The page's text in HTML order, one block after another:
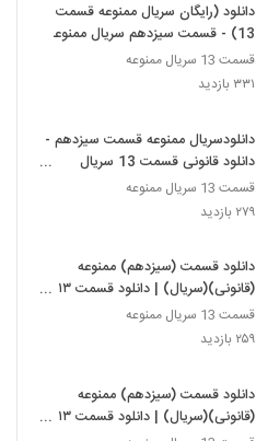
دانلود (رایگان سریال ممنوعه قسمت
13) - قسمت سیزدهم سریال ممنوعه
قسمت 13 سریال ممنوعه
۳۳۱ بازدید
دانلودسریال ممنوعه قسمت سیزدهم -
دانلود قانونی قسمت 13 سریال
ممنوعه
قسمت 13 سریال ممنوعه
۲۷۹ بازدید
دانلود قسمت (سیزدهم) ممنوعه
(قانونی)(سریال) | دانلود قسمت ١٣
ممنوعه دانلود ممنوعه قسمت 13
قسمت 13 سریال ممنوعه
۲۵۹ بازدید
دانلود قسمت (سیزدهم) ممنوعه
(قانونی)(سریال) | دانلود قسمت ١٣